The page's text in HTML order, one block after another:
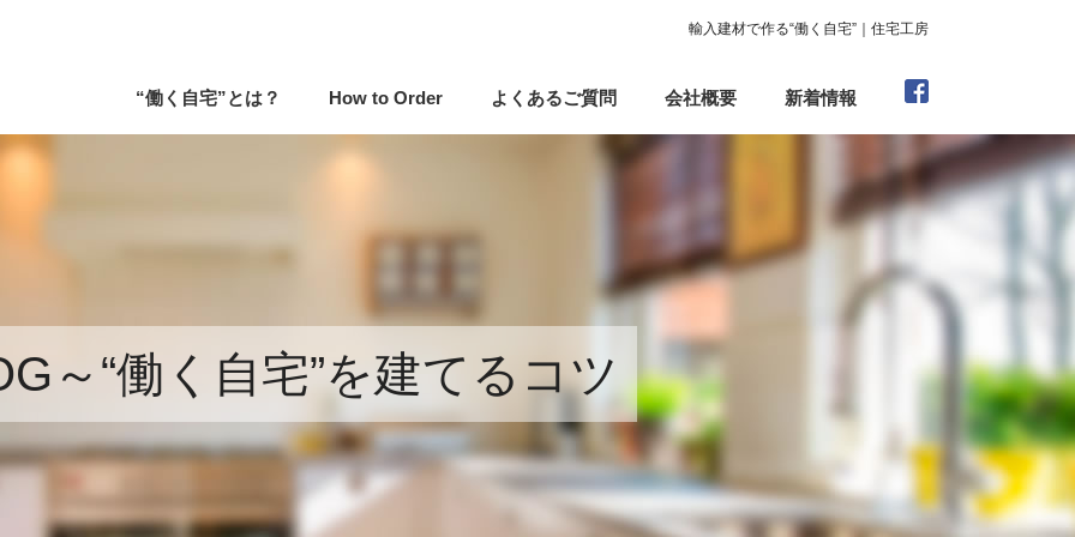
輸入建材で作る“働く自宅”｜住宅工房
“働く自宅”とは？ How to Order よくあるご質問 会社概要 新着情報
～“働く自宅”を建てるコツ